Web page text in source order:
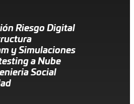
Riesgo Digital
y Simulaciones
a Nube
Social